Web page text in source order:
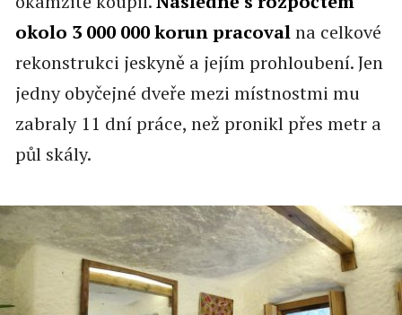
okolo 3 000 000 korun pracovalna celkové
rekonstrukci jeskyně a jejím prohloubení. Jen
jedny obyčejné dveře mezi místnostmi mu
zabraly 11 dní práce, než pronikl přes metr a
půl skály.